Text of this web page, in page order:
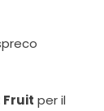
Fruit per il